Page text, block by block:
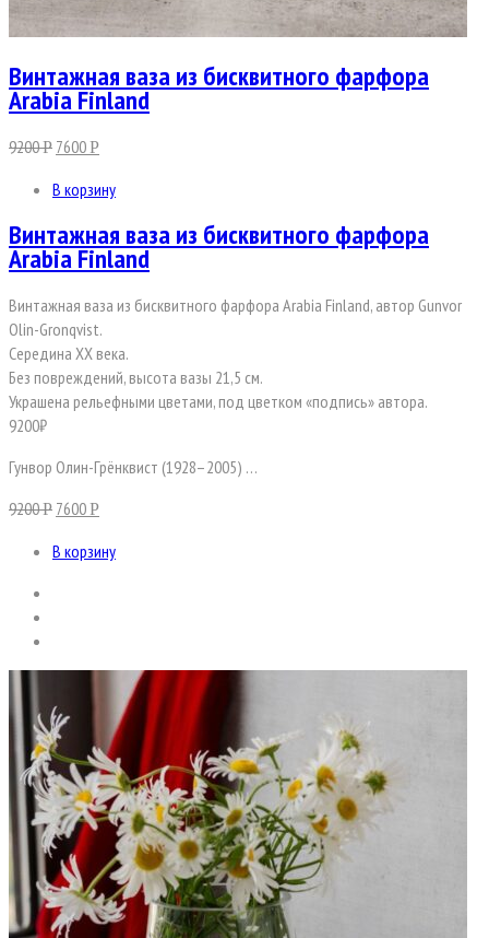
Винтажная ваза из бисквитного фарфора
Arabia Finland
9200Р 7600Р
В корзину
Винтажная ваза из бисквитного фарфора
Arabia Finland
Винтажная ваза из бисквитного фарфора Arabia Finland, автор Gunvor
Olin-Gronqvist.
Середина ХХ века.
Без повреждений, высота вазы 21,5 см.
Украшена рельефными цветами, под цветком «подпись» автора.
9200₽
Гунвор Олин-Грёнквист (1928–2005) …
9200Р 7600Р
В корзину